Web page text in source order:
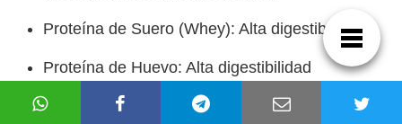
Proteína de Suero (Whey): Alta digestibilidad
Proteína de Huevo: Alta digestibilidad
Proteína de Caseína: Moderada digestibilidad